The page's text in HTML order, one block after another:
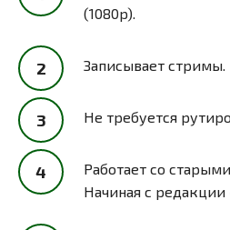
(1080p).
Записывает стримы.
Не требуется
Работает со
Начиная с редакции